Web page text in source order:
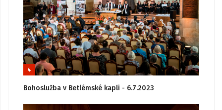
4
Bohoslužba v Betlémské kapli - 6.7.2023